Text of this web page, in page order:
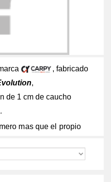
, fabricado
,
de 1 cm de caucho
.
mas que el propio